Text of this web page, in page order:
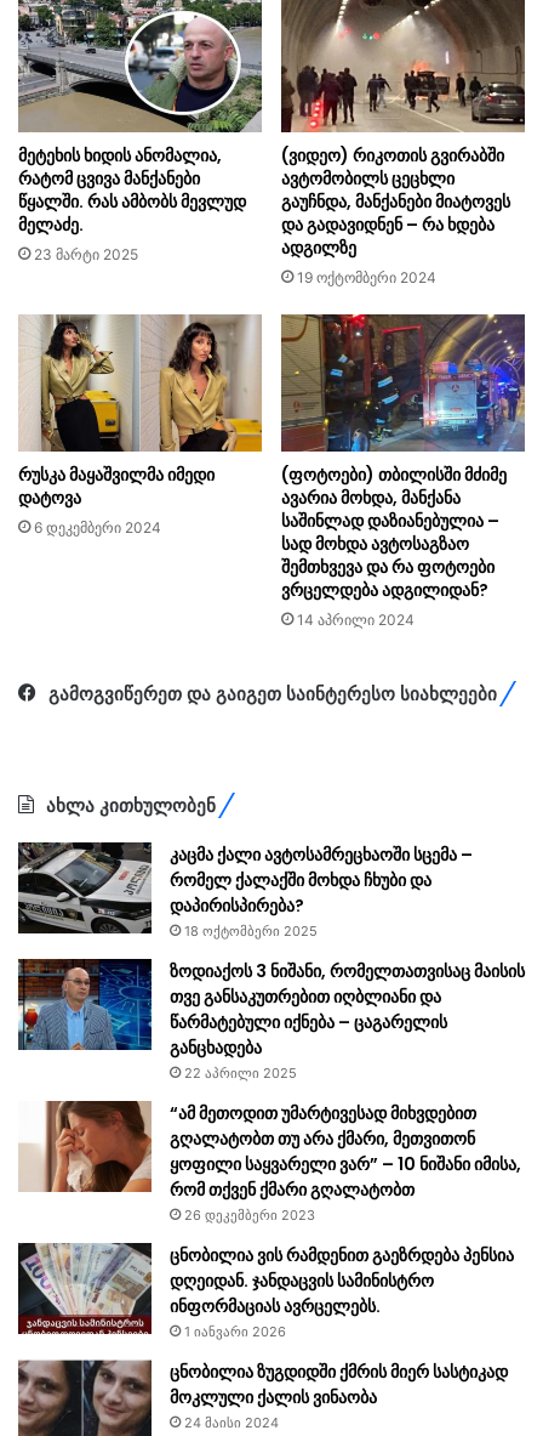
მეტეხის ხიდის ანომალია,
რატომ ცვივა მანქანები
წყალში. რას ამბობს მევლუდ
მელაძე.
23 მარტი 2025
(ვიდეო) რიკოთის გვირაბში
ავტომობილს ცეცხლი
გაუჩნდა, მანქანები მიატოვეს
და გადავიდნენ – რა ხდება
ადგილზე
19 ოქტომბერი 2024
რუსკა მაყაშვილმა იმედი
დატოვა
6 დეკემბერი 2024
(ფოტოები) თბილისში მძიმე
ავარია მოხდა, მანქანა
საშინლად დაზიანებულია –
სად მოხდა ავტოსაგზაო
შემთხვევა და რა ფოტოები
ვრცელდება ადგილიდან?
14 აპრილი 2024
გამოგვიწერეთ და გაიგეთ საინტერესო სიახლეები
ახლა კითხულობენ
კაცმა ქალი ავტოსამრეცხაოში სცემა –
რომელ ქალაქში მოხდა ჩხუბი და
დაპირისპირება?
18 ოქტომბერი 2025
ზოდიაქოს 3 ნიშანი, რომელთათვისაც მაისის
თვე განსაკუთრებით იღბლიანი და
წარმატებული იქნება – ცაგარელის
განცხადება
22 აპრილი 2025
“ამ მეთოდით უმარტივესად მიხვდებით
გღალატობთ თუ არა ქმარი, მეთვითონ
ყოფილი საყვარელი ვარ” – 10 ნიშანი იმისა,
რომ თქვენ ქმარი გღალატობთ
26 დეკემბერი 2023
ცნობილია ვის რამდენით გაეზრდება პენსია
დღეიდან. ჯანდაცვის სამინისტრო
ინფორმაციას ავრცელებს.
1 იანვარი 2026
ცნობილია ზუგდიდში ქმრის მიერ სასტიკად
მოკლული ქალის ვინაობა
24 მაისი 2024